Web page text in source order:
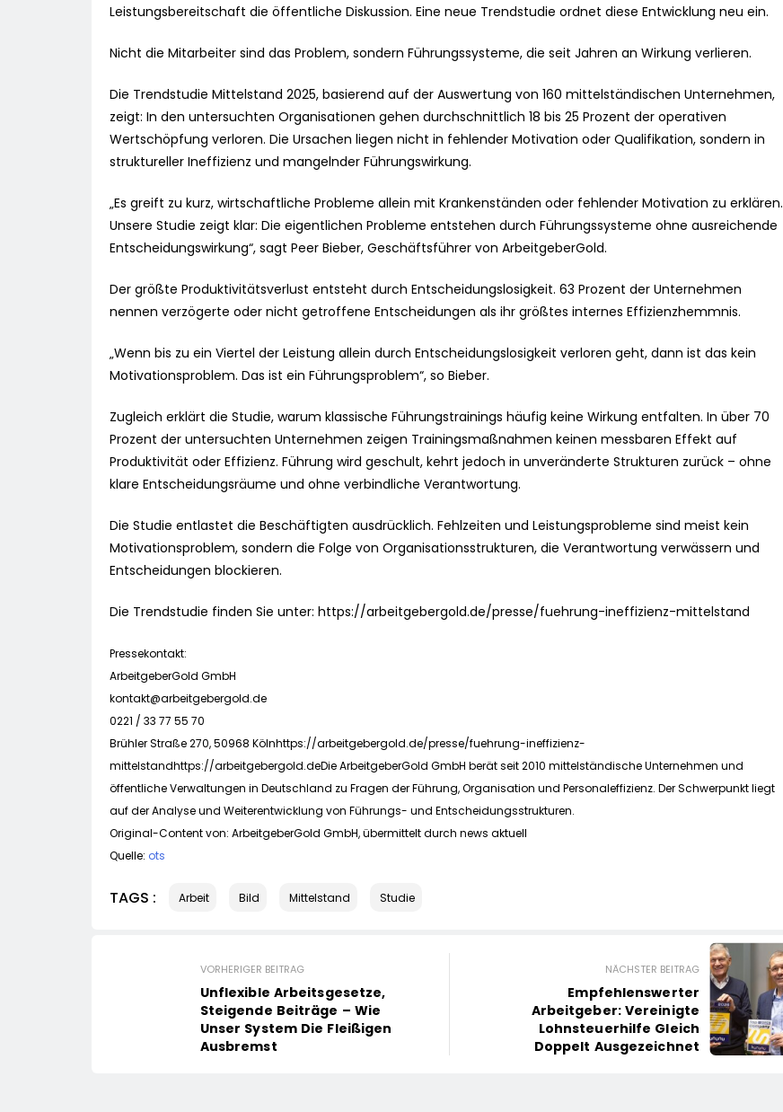
Leistungsbereitschaft die öffentliche Diskussion. Eine neue Trendstudie ordnet diese Entwicklung neu ein.
Nicht die Mitarbeiter sind das Problem, sondern Führungssysteme, die seit Jahren an Wirkung verlieren.
Die Trendstudie Mittelstand 2025, basierend auf der Auswertung von 160 mittelständischen Unternehmen,
zeigt: In den untersuchten Organisationen gehen durchschnittlich 18 bis 25 Prozent der operativen
Wertschöpfung verloren. Die Ursachen liegen nicht in fehlender Motivation oder Qualifikation, sondern in
struktureller Ineffizienz und mangelnder Führungswirkung.
„Es greift zu kurz, wirtschaftliche Probleme allein mit Krankenständen oder fehlender Motivation zu erklären.
Unsere Studie zeigt klar: Die eigentlichen Probleme entstehen durch Führungssysteme ohne ausreichende
Entscheidungswirkung“, sagt Peer Bieber, Geschäftsführer von ArbeitgeberGold.
Der größte Produktivitätsverlust entsteht durch Entscheidungslosigkeit. 63 Prozent der Unternehmen
nennen verzögerte oder nicht getroffene Entscheidungen als ihr größtes internes Effizienzhemmnis.
„Wenn bis zu ein Viertel der Leistung allein durch Entscheidungslosigkeit verloren geht, dann ist das kein
Motivationsproblem. Das ist ein Führungsproblem“, so Bieber.
Zugleich erklärt die Studie, warum klassische Führungstrainings häufig keine Wirkung entfalten. In über 70
Prozent der untersuchten Unternehmen zeigen Trainingsmaßnahmen keinen messbaren Effekt auf
Produktivität oder Effizienz. Führung wird geschult, kehrt jedoch in unveränderte Strukturen zurück – ohne
klare Entscheidungsräume und ohne verbindliche Verantwortung.
Die Studie entlastet die Beschäftigten ausdrücklich. Fehlzeiten und Leistungsprobleme sind meist kein
Motivationsproblem, sondern die Folge von Organisationsstrukturen, die Verantwortung verwässern und
Entscheidungen blockieren.
Die Trendstudie finden Sie unter: https://arbeitgebergold.de/presse/fuehrung-ineffizienz-mittelstand
Pressekontakt:
ArbeitgeberGold GmbH
kontakt@arbeitgebergold.de
0221 / 33 77 55 70
Brühler Straße 270, 50968 Kölnhttps://arbeitgebergold.de/presse/fuehrung-ineffizienz-
mittelstandhttps://arbeitgebergold.deDie ArbeitgeberGold GmbH berät seit 2010 mittelständische Unternehmen und
öffentliche Verwaltungen in Deutschland zu Fragen der Führung, Organisation und Personaleffizienz. Der Schwerpunkt liegt
auf der Analyse und Weiterentwicklung von Führungs- und Entscheidungsstrukturen.
Original-Content von: ArbeitgeberGold GmbH, übermittelt durch news aktuell
Quelle: ots
TAGS : Arbeit Bild Mittelstand Studie
VORHERIGER BEITRAG
Unflexible Arbeitsgesetze,
Steigende Beiträge – Wie
Unser System Die Fleißigen
Ausbremst
NÄCHSTER BEITRAG
Empfehlenswerter
Arbeitgeber: Vereinigte
Lohnsteuerhilfe Gleich
Doppelt Ausgezeichnet